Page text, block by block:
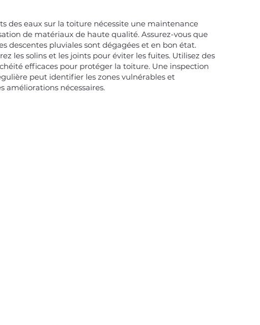
des eaux sur la toiture nécessite une maintenance
de matériaux de haute qualité. Assurez-vous que
descentes pluviales sont dégagées et en bon état.
les solins et les joints pour éviter les fuites. Utilisez des
efficaces pour protéger la toiture. Une inspection
peut identifier les zones vulnérables et
améliorations nécessaires.